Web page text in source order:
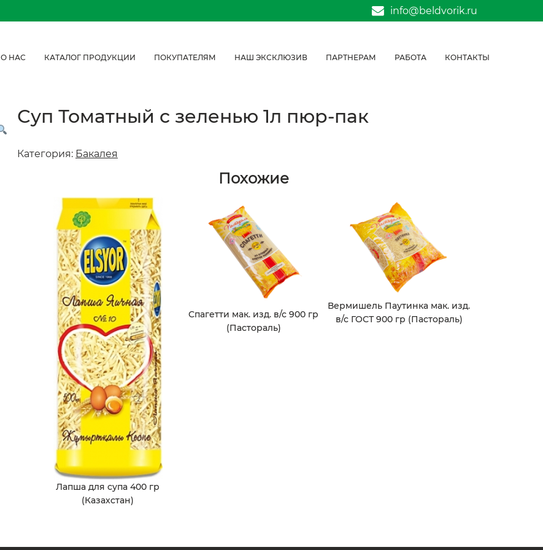
info@beldvorik.ru
О НАС КАТАЛОГ ПРОДУКЦИИ ПОКУПАТЕЛЯМ НАШ ЭКСКЛЮЗИВ ПАРТНЕРАМ РАБОТА КОНТАКТЫ
Суп Томатный с зеленью 1л пюр-пак
Категория: Бакалея
Похожие
Лапша для супа 400 гр
(Казахстан)
Спагетти мак. изд. в/с 900 гр
(Пастораль)
Вермишель Паутинка мак. изд.
в/с ГОСТ 900 гр (Пастораль)